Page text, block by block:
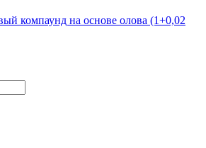
компаунд на основе олова (1+0,02